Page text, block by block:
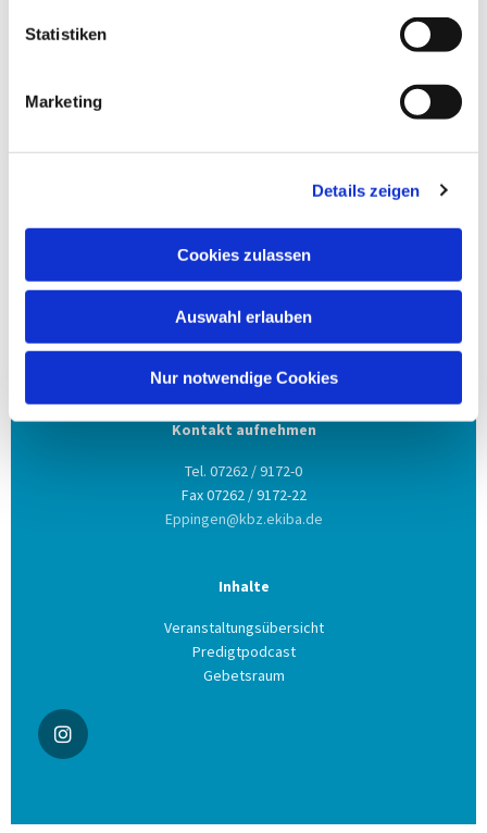
Statistiken
Marketing
Details zeigen
Cookies zulassen
Auswahl erlauben
Nur notwendige Cookies
Evang. Kirchengemeinde Eppingen
Kontakt aufnehmen
Tel. 07262 / 9172-0
Fax 07262 / 9172-22
Eppingen@kbz.ekiba.de
Inhalte
Veranstaltungsübersicht
Predigtpodcast
Gebetsraum